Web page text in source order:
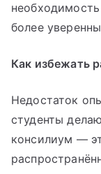
более
Как избежать
Недостаток
студенты
консилиум —